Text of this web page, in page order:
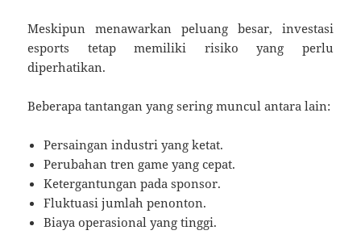
Meskipun menawarkan peluang besar, investasi
esports tetap memiliki risiko yang perlu
diperhatikan.
Beberapa tantangan yang sering muncul antara lain:
Persaingan industri yang ketat.
Perubahan tren game yang cepat.
Ketergantungan pada sponsor.
Fluktuasi jumlah penonton.
Biaya operasional yang tinggi.